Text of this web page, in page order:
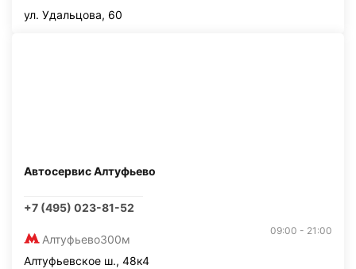
ул. Удальцова, 60
Автосервис Алтуфьево
+7 (495) 023-81-52
Алтуфьево300м
09:00 - 21:00
Алтуфьевское ш., 48к4